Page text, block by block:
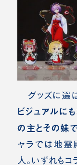
グッズに選ば
ビジュアルに
の主とその妹
ャラでは地
人。 いずれもコ